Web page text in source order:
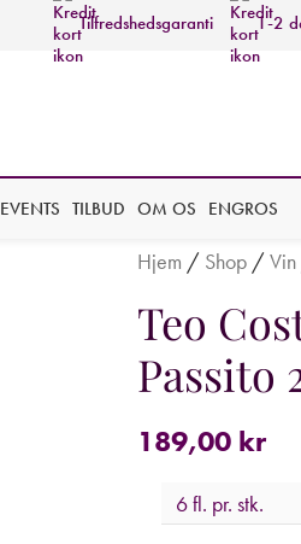
Tilfredshedsgaranti 1-2
EVENTS TILBUD OM OS ENGROS
Hjem / Shop/ Vin
Teo
Passito
189,00 kr
6 fl. pr. stk.